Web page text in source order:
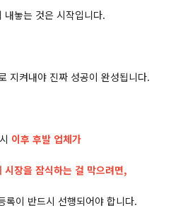
내놓는 것은 시작입니다.
지켜내야 진짜 성공이 완성됩니다.
이후 후발 업체가
시장을 잠식하는 걸 막으려면,
록이 반드시 선행되어야 합니다.